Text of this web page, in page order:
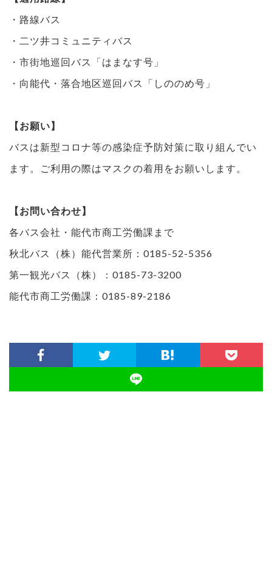
・路線バス
・二ツ井コミュニティバス
・市街地巡回バス「はまなす号」
・向能代・落合地区巡回バス「しののめ号」
【お願い】
バスは新型コロナ等の感染症予防対策に取り組んでい
ます。ご利用の際はマスクの着用をお願いします。
【お問い合わせ】
各バス会社・能代市商工労働課まで
秋北バス（株）能代営業所：0185-52-5356
第一観光バス（株）：0185-73-3200
能代市商工労働課：0185-89-2186